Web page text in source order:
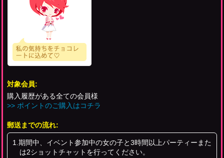
対象会員:
購入履歴がある全ての会員様
>> ポイントのご購入はコチラ
郵送までの流れ:
1.期間中、イベント参加中の女の子と3時間以上パーティーまた
は2ショットチャットを行ってください。